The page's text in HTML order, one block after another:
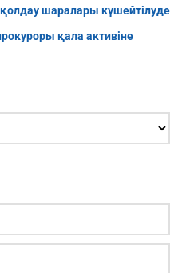
қолдау шаралары күшейтілуде
қала активіне